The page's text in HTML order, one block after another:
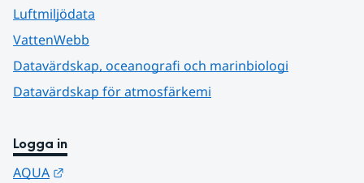
Luftmiljödata
VattenWebb
Datavärdskap, oceanografi och marinbiologi
Datavärdskap för atmosfärkemi
Logga in
AQUA